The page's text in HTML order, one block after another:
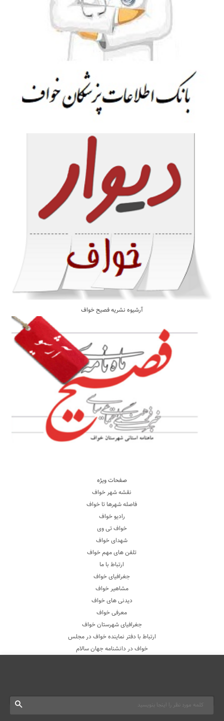
آرشیوه نشریه فصیح خواف
صفحات ویژه
نقشه شهر خواف
فاصله شهرها تا خواف
رادیو خواف
خواف تی وی
شهدای خواف
تلفن های مهم خواف
ارتباط با ما
جغرافیای خواف
مشاهیر خواف
دیدنی های خواف
معرفی خواف
جغرافیای شهرستان خواف
ارتباط با دفتر نماینده خواف در مجلس
خواف در دانشنامه جهان سالام